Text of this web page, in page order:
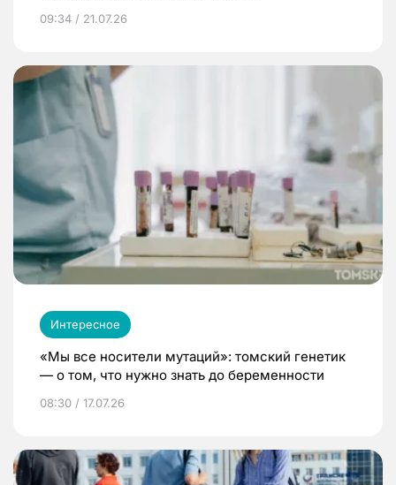
09:34 / 21.07.26
Интересное
«Мы все носители мутаций»: томский генетик
— о том, что нужно знать до беременности
08:30 / 17.07.26